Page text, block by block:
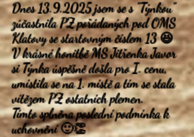
Dnes13.9.2025jsem se s "Týnkou"
zúčastnila PZ pořádaných pod OMS
Klatovy se startovným číslem 13 😆
V krásné honitbě MS Jitřenka Javor
si Týnka úspěšně došla pro I. cenu,
umístila se na 1. místě a tím se stala
vítězem PZ ostatních plemen.
Tímto splněna poslední podmínka k
uchovnění 🙂👏